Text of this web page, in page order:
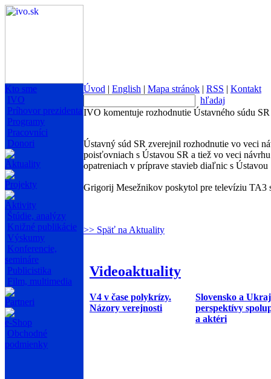
Kto sme
IVO
Príhovor prezidenta
Programy
Pracovníci
Donori
Aktuality
Projekty
Aktivity
Štúdie, analýzy
Knižné publikácie
Výskumy
Konferencie,
semináre
Publicistika
Film, multimedia
Partneri
e-Shop
Obchodné
podmienky
Úvod | English | Mapa stránok | RSS | Kontakt
hľadaj
IVO komentuje rozhodnutie Ústavného súdu SR
Ústavný súd SR zverejnil rozhodnutie vo veci
poisťovniach s Ústavou SR a tiež vo veci
opatreniach v príprave stavieb diaľnic s Ústavou
Grigorij Mesežnikov poskytol pre televíziu TA3
>> Späť na Aktuality
Videoaktuality
V4 v čase polykrízy.
Názory verejnosti
Slovensko a
perspektívy
a aktéri